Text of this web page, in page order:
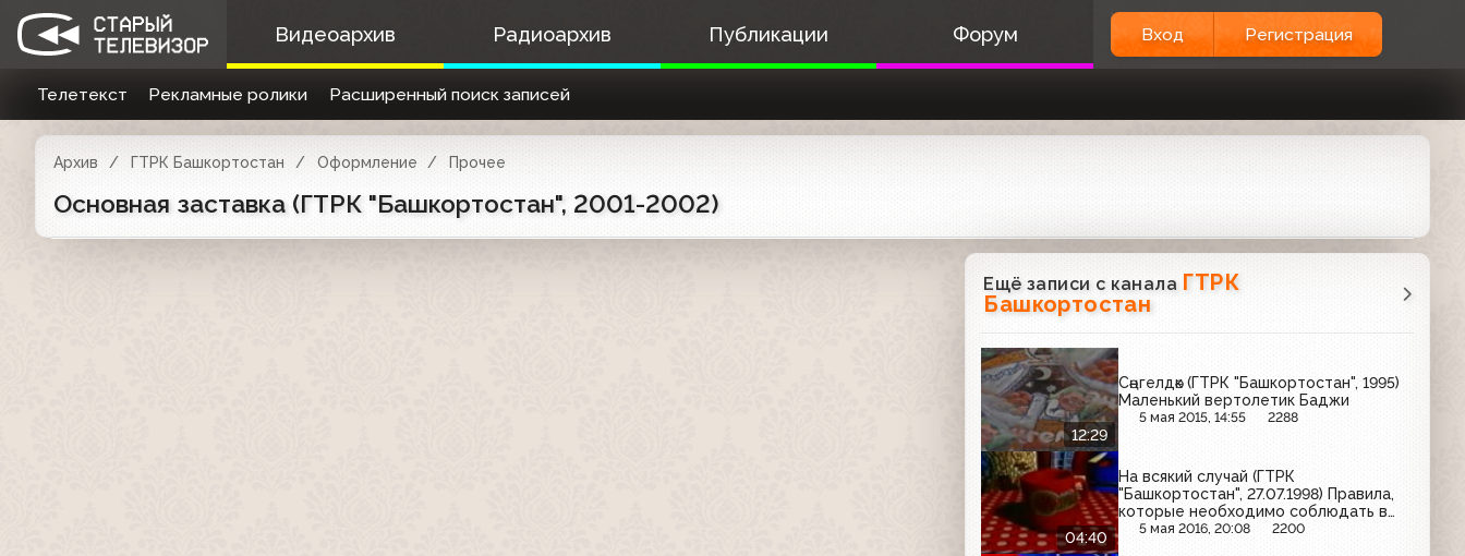
Видеоархив Радиоархив Публикации Форум Вход Регистрация
Телетекст Рекламные ролики Расширенный поиск записей
Архив ГТРК Башкортостан Оформление Прочее
Основная заставка (ГТРК "Башкортостан", 2001-2002)
Ещё записи с канала ГТРК
Башкортостан
12:29
Сәңгелдәк (ГТРК "Башкортостан", 1995)
Маленький вертолетик Баджи
5 мая 2015, 14:55 2288
04:40
На всякий случай (ГТРК
"Башкортостан", 27.07.1998) Правила,
которые необходимо соблюдать в
городских условиях
5 мая 2016, 20:08 2200